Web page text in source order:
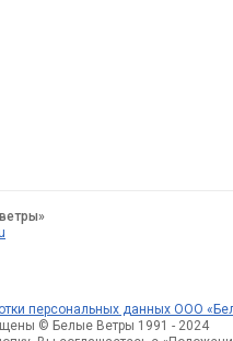
персональных данных ООО
© Белые Ветры 1991 - 2024